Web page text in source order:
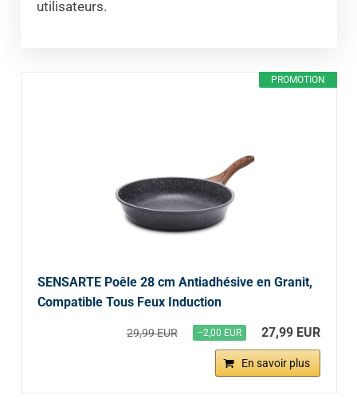
utilisateurs.
PROMOTION
SENSARTE Poêle 28 cm Antiadhésive en Granit,
Compatible Tous Feux Induction
29,99 EUR −2,00 EUR 27,99 EUR
En savoir plus